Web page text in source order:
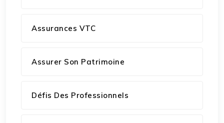
Assurances VTC
Assurer Son Patrimoine
Défis Des Professionnels